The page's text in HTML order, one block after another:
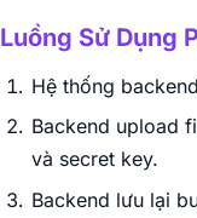
Luồng Sử Dụng
Hệ thống
Backend upload
và secret key.
Backend lưu lại